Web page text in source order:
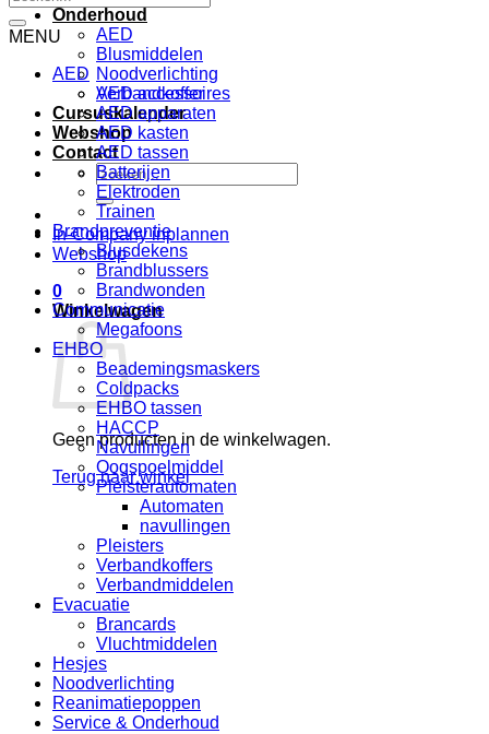
Onderhoud
AED
Blusmiddelen
Noodverlichting
Verbandkoffer
Cursuskalender
Webshop
Contact
Zoeken
naar:
In-Company inplannen
Webshop
0
Winkelwagen
Geen producten in de winkelwagen.
Terug naar winkel
naar:
MENU
AED
AED accessoires
AED apparaten
AED kasten
AED tassen
Batterijen
Elektroden
Trainen
Brandpreventie
Blusdekens
Brandblussers
Brandwonden
Communicatie
Megafoons
EHBO
Beademingsmaskers
Coldpacks
EHBO tassen
HACCP
Navullingen
Oogspoelmiddel
Pleisterautomaten
Automaten
navullingen
Pleisters
Verbandkoffers
Verbandmiddelen
Evacuatie
Brancards
Vluchtmiddelen
Hesjes
Noodverlichting
Reanimatiepoppen
Service & Onderhoud